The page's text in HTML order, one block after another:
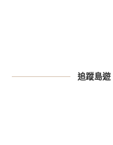
追蹤島